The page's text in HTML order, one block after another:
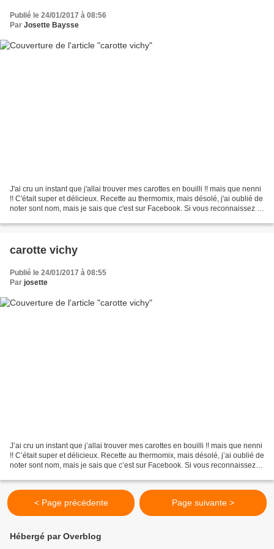
Publié le 24/01/2017 à 08:56
Par Josette Baysse
J'ai cru un instant que j'allai trouver mes carottes en bouilli !! mais que nenni
!! C'était super et délicieux. Recette au thermomix, mais désolé, j'ai oublié de
noter sont nom, mais je sais que c'est sur Facebook. Si vous reconnaissez la
carotte vichy
Publié le 24/01/2017 à 08:55
Par josette
J’ai cru un instant que j’allai trouver mes carottes en bouilli !! mais que nenni
!! C’était super et délicieux. Recette au thermomix, mais désolé, j’ai oublié de
noter sont nom, mais je sais que c’est sur Facebook. Si vous reconnaissez la
< Page précédente Page suivante >
Hébergé par Overblog